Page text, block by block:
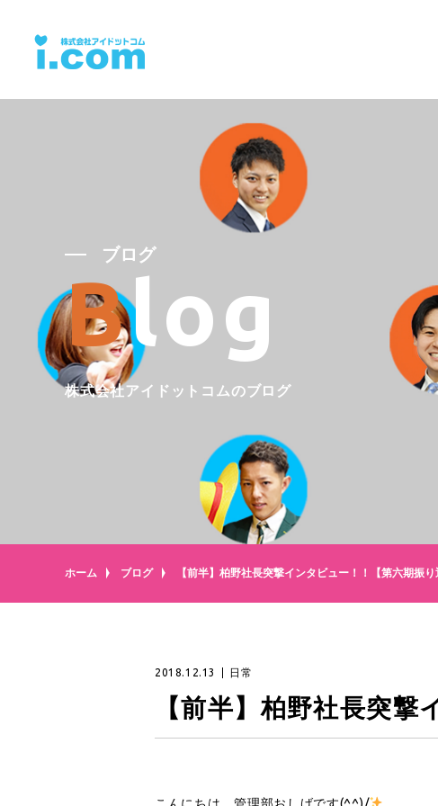
ブログ
Blog
株式会社アイドットコムのブログ
ホーム ブログ 【前半】柏野社長突撃インタビュー！！【第六期振り
2018.12.13 日常
【前半】柏野社長突